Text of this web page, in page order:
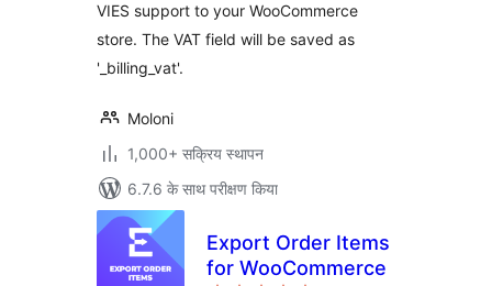
VIES support to your WooCommerce
store. The VAT field will be saved as
'_billing_vat'.
Moloni
1,000+ सक्रिय स्थापन
6.7.6 के साथ परीक्षण किया
Export Order Items
for WooCommerce